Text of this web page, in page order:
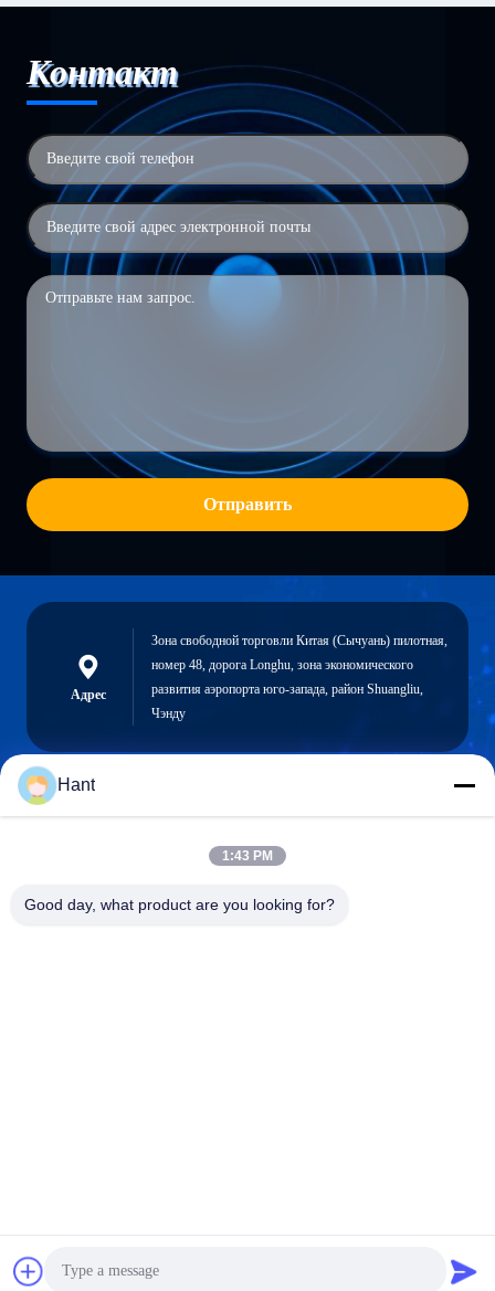
Получите самую лучшую цену
Контакт
Отправить
Адрес
Зона свободной торговли Китая (Сычуань) пилотная,
номер 48, дорога Longhu, зона экономического
развития аэропорта юго-запада, район Shuangliu,
Чэнду
Получить предложение
Hant
1:43 PM
Good day, what product are you looking for?